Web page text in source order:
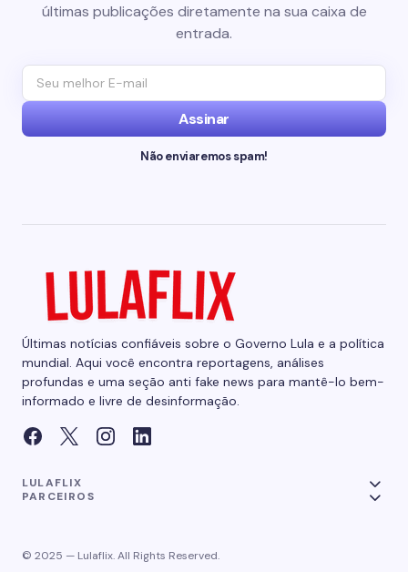
últimas publicações diretamente na sua caixa de
entrada.
Assinar
Não enviaremos spam!
Últimas notícias confiáveis sobre o Governo Lula e a política
mundial. Aqui você encontra reportagens, análises
profundas e uma seção anti fake news para mantê-lo bem-
informado e livre de desinformação.
LULAFLIX
PARCEIROS
© 2025 — Lulaflix. All Rights Reserved.